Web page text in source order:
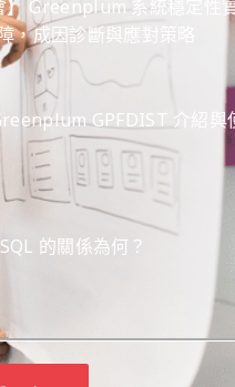
Greenplum 系統穩定性實
成因診斷與應對策略
GPFDIST 介紹與
的關係為何？